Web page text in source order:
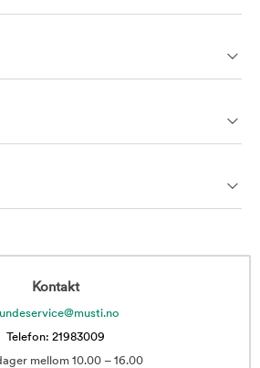
Kontakt
Telefon: 21983009
mellom 10.00 – 16.00